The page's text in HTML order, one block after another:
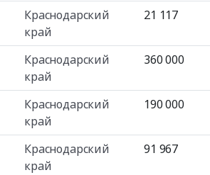
Краснодарский
край
21 117
Краснодарский
край
360 000
Краснодарский
край
190 000
Краснодарский
край
91 967